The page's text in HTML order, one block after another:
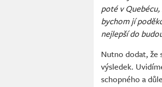
poté v
bychom jí
nejlepší do
Nutno dodat, že
výsledek.
schopného a